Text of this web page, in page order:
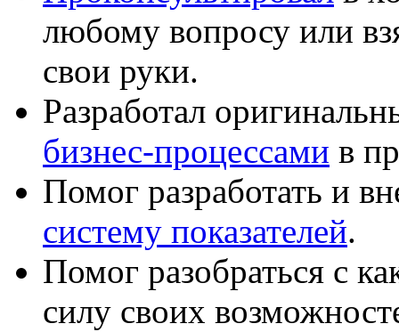
любому вопросу или
свои руки.
Разработал
бизнес-процессами в
Помог разработать и
систему показателей.
Помог разобраться с
силу своих